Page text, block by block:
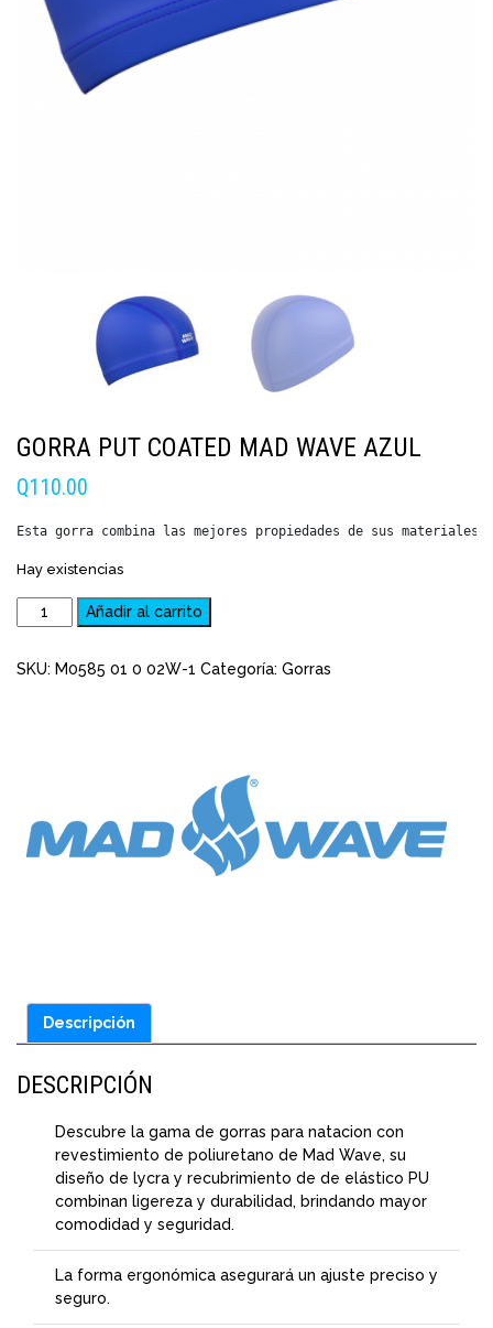
GORRA PUT COATED MAD WAVE AZUL
Q110.00
Esta gorra combina las mejores propiedades de sus
Hay existencias
Gorra
PUT
Mad
Añadir al carrito
SKU: M0585 01 0 02W-1 Categoría: Gorras
Descripción
DESCRIPCIÓN
Descubre la gama de gorras para natacion con
revestimiento de poliuretano de Mad Wave, su
diseño de lycra y recubrimiento de de elástico PU
combinan ligereza y durabilidad, brindando mayor
comodidad y seguridad.
La forma ergonómica asegurará un ajuste preciso y
seguro.